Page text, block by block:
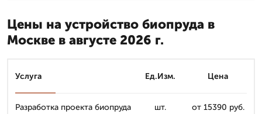
Цены на устройство биопруда в
Москве в августе 2026 г.
Услуга Ед.Изм. Цена
Разработка проекта биопруда шт. от 15390 руб.